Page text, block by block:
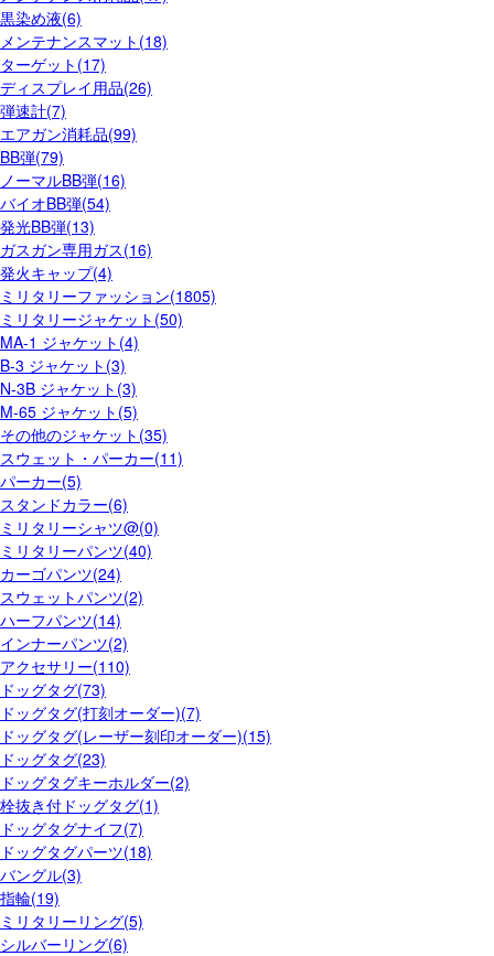
黒染め液(6)
メンテナンスマット(18)
ターゲット(17)
ディスプレイ用品(26)
弾速計(7)
エアガン消耗品(99)
BB弾(79)
ノーマルBB弾(16)
バイオBB弾(54)
発光BB弾(13)
ガスガン専用ガス(16)
発火キャップ(4)
ミリタリーファッション(1805)
ミリタリージャケット(50)
MA-1 ジャケット(4)
B-3 ジャケット(3)
N-3B ジャケット(3)
M-65 ジャケット(5)
その他のジャケット(35)
スウェット・パーカー(11)
パーカー(5)
スタンドカラー(6)
ミリタリーシャツ@(0)
ミリタリーパンツ(40)
カーゴパンツ(24)
スウェットパンツ(2)
ハーフパンツ(14)
インナーパンツ(2)
アクセサリー(110)
ドッグタグ(73)
ドッグタグ(打刻オーダー)(7)
ドッグタグ(レーザー刻印オーダー)(15)
ドッグタグ(23)
ドッグタグキーホルダー(2)
栓抜き付ドッグタグ(1)
ドッグタグナイフ(7)
ドッグタグパーツ(18)
バングル(3)
指輪(19)
ミリタリーリング(5)
シルバーリング(6)